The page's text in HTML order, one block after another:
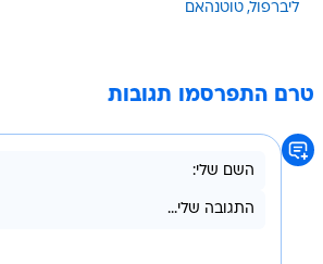
ליברפול טוטנהאם
טרם התפרסמו תגובות